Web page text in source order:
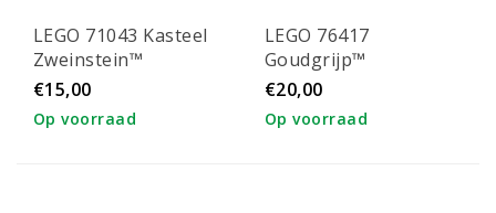
LEGO 71043 Kasteel
Zweinstein™
€15,00
Op voorraad
LEGO 76417
Goudgrijp™
Tovenaarsbank –
Verzameleditie
€20,00
Op voorraad